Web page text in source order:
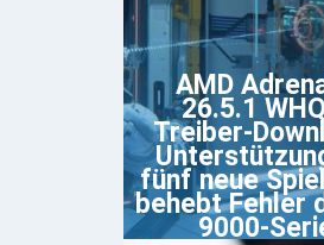
AMD
26.5.1
Treiber-
fünf neue
behebt Fehler
9000-